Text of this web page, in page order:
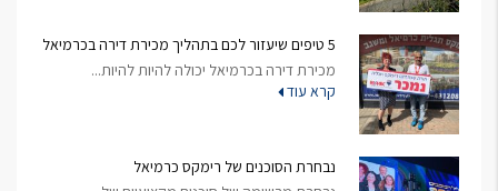
5 טיפים שיעזור לכם בתהליך מכירת דירה בכרמיאל
מכירת דירה בכרמיאל יכולה להיות להיות...
קרא עוד
נבחרת הסוכנים של רימקס כרמיאל